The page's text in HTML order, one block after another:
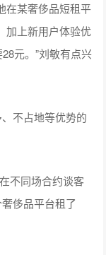
在某奢侈品短租平
加上新用户体验优
元。”刘敏有点兴
不占地等优势的
不同场合约谈客
侈品平台租了